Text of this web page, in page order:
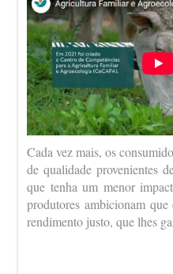
Cada vez mais, os
de qualidade provenientes
que tenha um menor
produtores ambicionam
rendimento justo, que lhes